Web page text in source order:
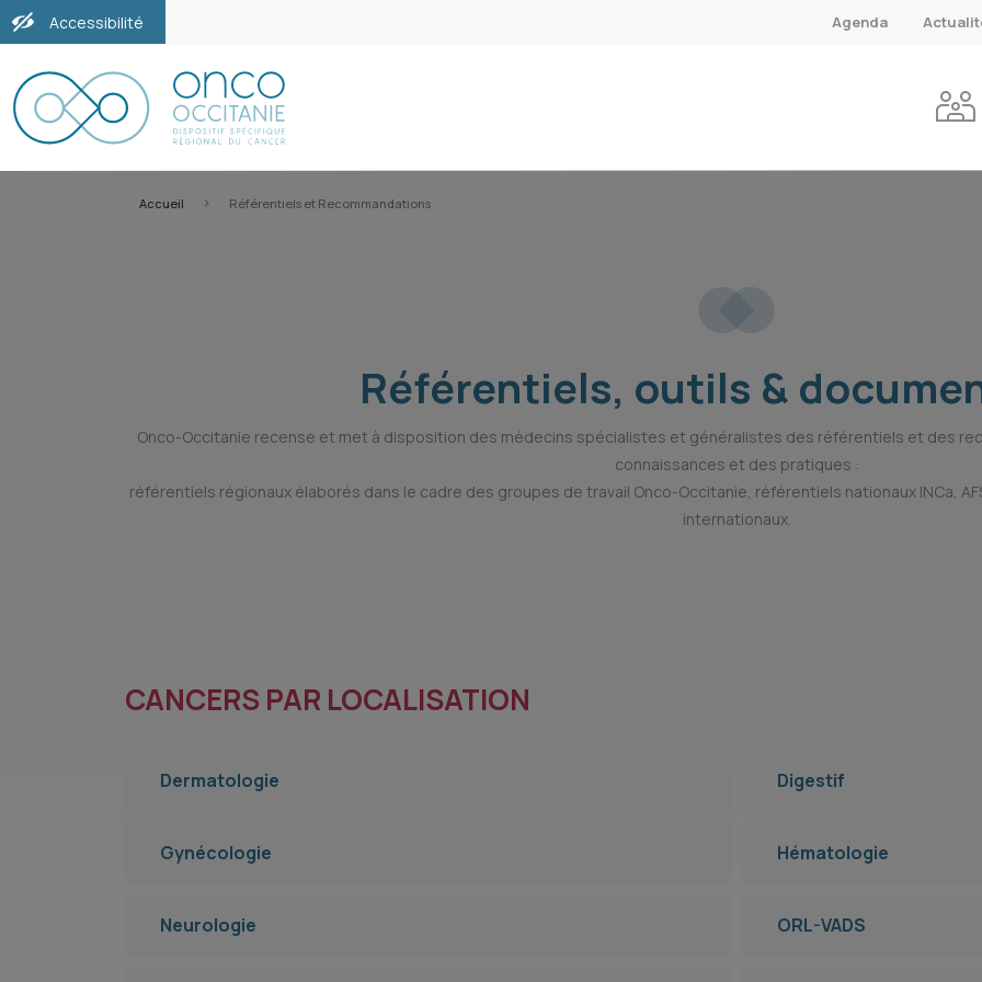
Accessibilité Agenda
Accueil > Référentiels et Recommandations
Référentiels, outils &
Onco-Occitanie recense et met à disposition des médecins spécialistes et généralistes des référentiels et des
connaissances et des pratiques :
référentiels régionaux élaborés dans le cadre des groupes de travail Onco-Occitanie, référentiels nationaux INCa,
internationaux.
CANCERS PAR LOCALISATION
Dermatologie Digestif
Gynécologie Hématologie
Neurologie ORL-VADS